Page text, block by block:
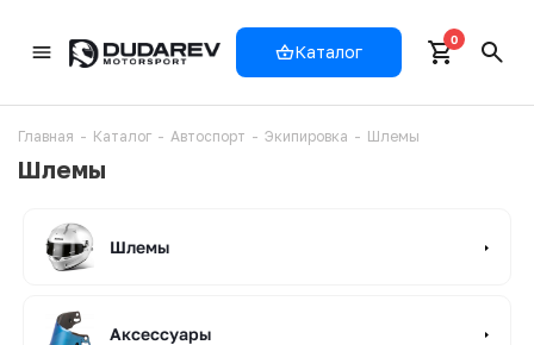
Каталог
0
Главная - Каталог - Автоспорт - Экипировка - Шлемы
Шлемы
Шлемы
Аксессуары